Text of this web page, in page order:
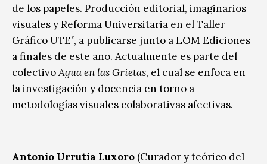
de los papeles. Producción editorial, imaginarios
visuales y Reforma Universitaria en el Taller
Gráfico UTE”, a publicarse junto a LOM Ediciones
a finales de este año. Actualmente es parte del
colectivoAgua en las Grietas, el cual se enfoca en
la investigación y docencia en torno a
metodologías visuales colaborativas afectivas.
Antonio Urrutia Luxoro (Curador y teórico del